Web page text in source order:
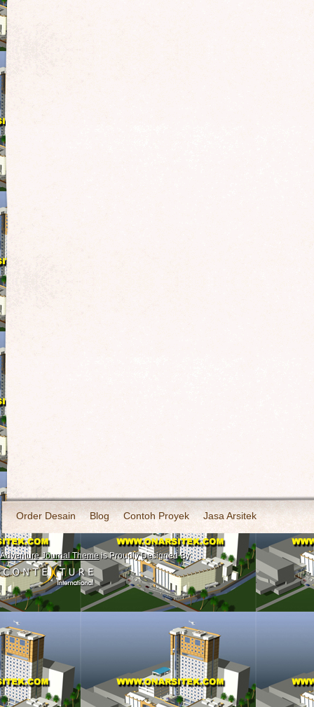
Order Desain Blog Contoh Proyek Jasa Arsitek
Adventure Journal Themeis Proudly Designed By